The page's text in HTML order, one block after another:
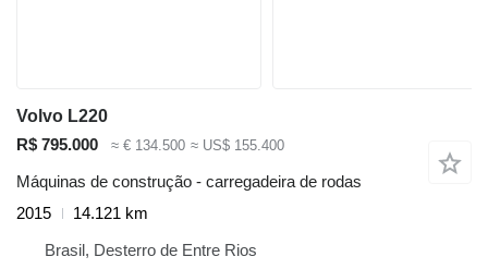
Volvo L220
R$ 795.000
≈ € 134.500 ≈ US$ 155.400
Máquinas de construção - carregadeira de rodas
2015
14.121 km
Brasil, Desterro de Entre Rios